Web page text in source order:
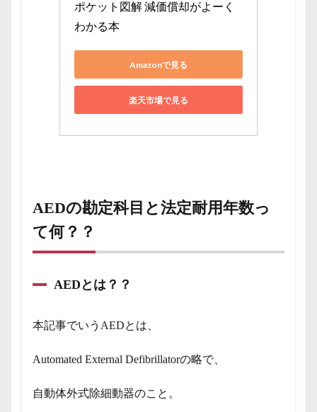
ポケット図解 減価償却がよーく
わかる本
Amazonで見る
楽天市場で見る
AEDの勘定科目と法定耐用年数っ
て何？？
AEDとは？？
本記事でいうAEDとは、
Automated External Defibrillatorの略で、
自動体外式除細動器のこと。